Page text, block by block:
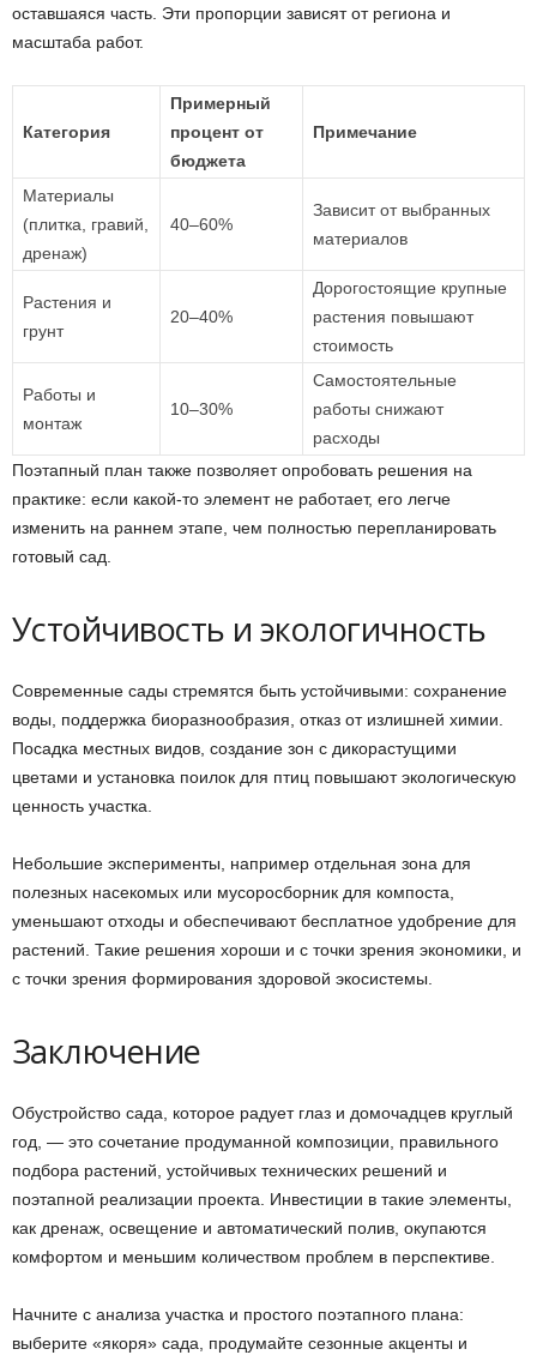
оставшаяся часть. Эти пропорции зависят от региона и
масштаба работ.
Категория
Примерный
процент от
бюджета
Примечание
Материалы
(плитка, гравий,
дренаж)
40–60%
Зависит от выбранных
материалов
Растения и
грунт
20–40%
Дорогостоящие крупные
растения повышают
стоимость
Работы и
монтаж
10–30%
Самостоятельные
работы снижают
расходы
Поэтапный план также позволяет опробовать решения на
практике: если какой-то элемент не работает, его легче
изменить на раннем этапе, чем полностью перепланировать
готовый сад.
Устойчивость и экологичность
Современные сады стремятся быть устойчивыми: сохранение
воды, поддержка биоразнообразия, отказ от излишней химии.
Посадка местных видов, создание зон с дикорастущими
цветами и установка поилок для птиц повышают экологическую
ценность участка.
Небольшие эксперименты, например отдельная зона для
полезных насекомых или мусоросборник для компоста,
уменьшают отходы и обеспечивают бесплатное удобрение для
растений. Такие решения хороши и с точки зрения экономики, и
с точки зрения формирования здоровой экосистемы.
Заключение
Обустройство сада, которое радует глаз и домочадцев круглый
год, — это сочетание продуманной композиции, правильного
подбора растений, устойчивых технических решений и
поэтапной реализации проекта. Инвестиции в такие элементы,
как дренаж, освещение и автоматический полив, окупаются
комфортом и меньшим количеством проблем в перспективе.
Начните с анализа участка и простого поэтапного плана:
выберите «якоря» сада, продумайте сезонные акценты и